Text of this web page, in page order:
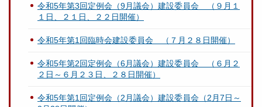
令和5年第3回定例会（9月議会）建設委員会 （９月１
１日、２１日、２２日開催）
令和5年第1回臨時会建設委員会 （７月２８日開催）
令和5年第2回定例会（6月議会）建設委員会 （６月２
２日～６月２３日、２８日開催）
令和5年第1回定例会（2月議会）建設委員会（2月7日～